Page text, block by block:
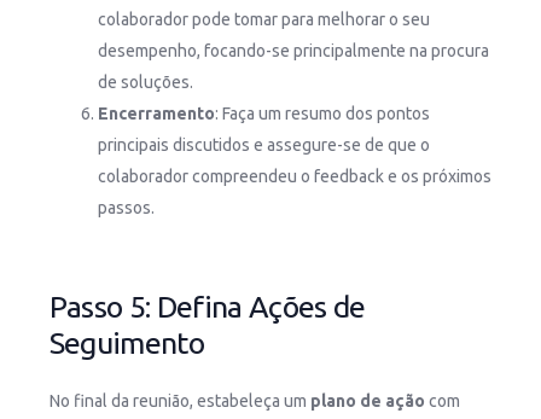
colaborador pode tomar para melhorar o seu
desempenho, focando-se principalmente na procura
de soluções.
Encerramento: Faça um resumo dos pontos
principais discutidos e assegure-se de que o
colaborador compreendeu o feedback e os próximos
passos.
Passo 5: Defina Ações de
Seguimento
No final da reunião, estabeleça um plano de ação com